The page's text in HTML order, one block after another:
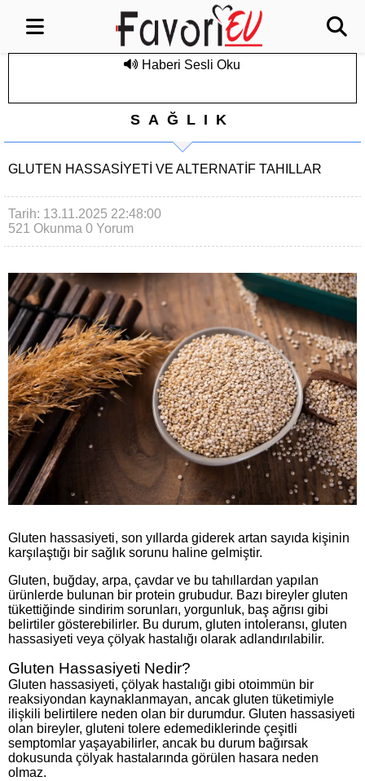
Haberi Sesli Oku
SAĞLIK
GLUTEN HASSASIYETI VE ALTERNATIF TAHILLAR
Tarih: 13.11.2025 22:48:00
521 Okunma 0 Yorum
Gluten hassasiyeti, son yıllarda giderek artan sayıda kişinin
karşılaştığı bir sağlık sorunu haline gelmiştir.
Gluten, buğday, arpa, çavdar ve bu tahıllardan yapılan
ürünlerde bulunan bir protein grubudur. Bazı bireyler gluten
tükettiğinde sindirim sorunları, yorgunluk, baş ağrısı gibi
belirtiler gösterebilirler. Bu durum, gluten intoleransı, gluten
hassasiyeti veya çölyak hastalığı olarak adlandırılabilir.
Gluten Hassasiyeti Nedir?
Gluten hassasiyeti, çölyak hastalığı gibi otoimmün bir
reaksiyondan kaynaklanmayan, ancak gluten tüketimiyle
ilişkili belirtilere neden olan bir durumdur. Gluten hassasiyeti
olan bireyler, gluteni tolere edemediklerinde çeşitli
semptomlar yaşayabilirler, ancak bu durum bağırsak
dokusunda çölyak hastalarında görülen hasara neden
olmaz.